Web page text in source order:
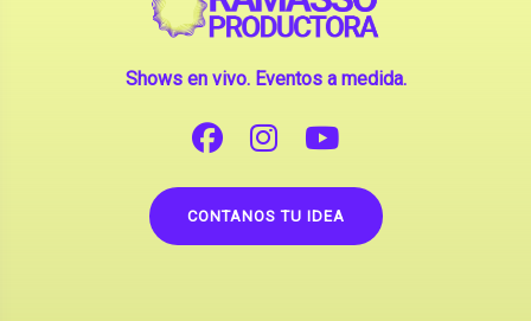
Shows en vivo. Eventos a medida.
CONTANOS TU IDEA